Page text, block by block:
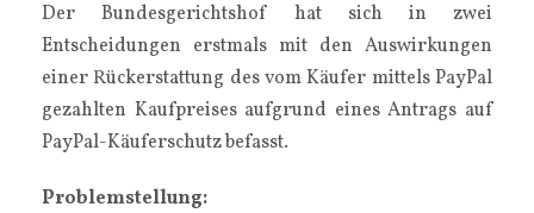
Der Bundesgerichtshof hat sich in zwei
Entscheidungen erstmals mit den Auswirkungen
einer Rückerstattung des vom Käufer mittels PayPal
gezahlten Kaufpreises aufgrund eines Antrags auf
PayPal-Käuferschutz befasst.
Problemstellung: